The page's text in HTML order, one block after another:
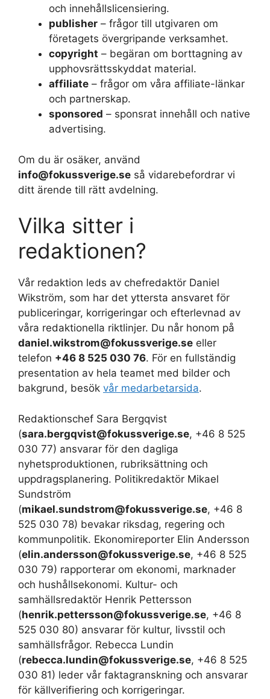
och innehållslicensiering.
publisher – frågor till utgivaren om
företagets övergripande verksamhet.
copyright – begäran om borttagning av
upphovsrättsskyddat material.
affiliate – frågor om våra affiliate-länkar
och partnerskap.
sponsored – sponsrat innehåll och native
advertising.
Om du är osäker, använd
info@fokussverige.se så vidarebefordrar vi
ditt ärende till rätt avdelning.
Vilka sitter i
redaktionen?
Vår redaktion leds av chefredaktör Daniel
Wikström, som har det yttersta ansvaret för
publiceringar, korrigeringar och efterlevnad av
våra redaktionella riktlinjer. Du når honom på
daniel.wikstrom@fokussverige.se eller
telefon +46 8 525 030 76. För en fullständig
presentation av hela teamet med bilder och
bakgrund, besök vår medarbetarsida.
Redaktionschef Sara Bergqvist
(sara.bergqvist@fokussverige.se, +46 8 525
030 77) ansvarar för den dagliga
nyhetsproduktionen, rubriksättning och
uppdragsplanering. Politikredaktör Mikael
Sundström
(mikael.sundstrom@fokussverige.se, +46 8
525 030 78) bevakar riksdag, regering och
kommunpolitik. Ekonomireporter Elin Andersson
(elin.andersson@fokussverige.se, +46 8 525
030 79) rapporterar om ekonomi, marknader
och hushållsekonomi. Kultur- och
samhällsredaktör Henrik Pettersson
(henrik.pettersson@fokussverige.se, +46 8
525 030 80) ansvarar för kultur, livsstil och
samhällsfrågor. Rebecca Lundin
(rebecca.lundin@fokussverige.se, +46 8 525
030 81) leder vår faktagranskning och ansvarar
för källverifiering och korrigeringar.